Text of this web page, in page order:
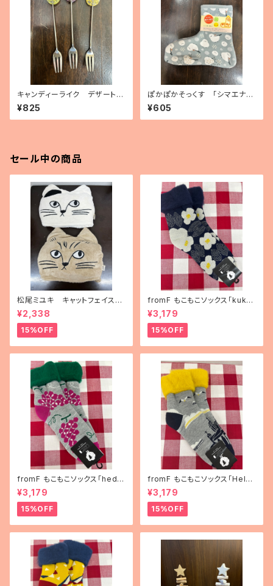
キャンディーライク デザートフ
ォーク（3種）
¥825
ぽかぽかそっくす 「シマエナ
ガ」 アンクル丈
¥605
セール中の商品
松尾ミユキ キャットフェイスブ
ランケット
¥2,338
15%OFF
fromF もこもこソックス「kukka
puutarha（花畑）」
¥3,179
15%OFF
fromF もこもこソックス「hedel
mä（果物）」
¥3,179
15%OFF
fromF もこもこソックス「Helsi
nki（ヘルシンキ）」
¥3,179
15%OFF